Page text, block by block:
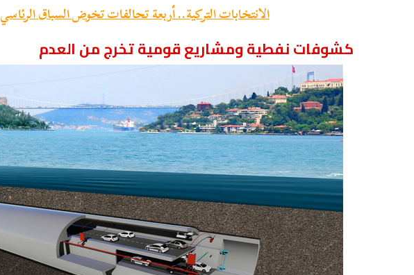
الانتخابات التركية.. أربعة تحالفات تخوض السباق الرئاسي
كشوفات نفطية ومشاريع قومية تخرج من العدم